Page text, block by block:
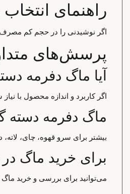
راهنمای
اگر نوشیدنی را در حجم کم مصرف
پرسش‌های
آیا ماگ دفرمه
اگر کاربرد و اندازه محصول با
ماگ دفرمه دسته
بیشتر برای سرو قهوه، چای،
برای خرید ماگ در
می‌توانید برای بررسی و خرید